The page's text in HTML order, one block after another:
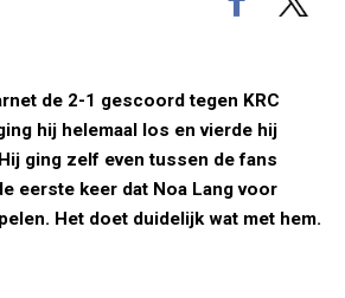
de 2-1 gescoord tegen KRC
hij helemaal los en vierde hij
ging zelf even tussen de fans
eerste keer dat Noa Lang voor
Het doet duidelijk wat met hem.